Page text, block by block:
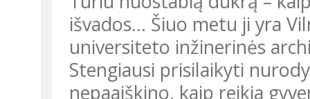
išvados… Šiuo metu ji yra
universiteto inžinerinės
Stengiausi prisilaikyti
nepaaiškino, kaip reikia